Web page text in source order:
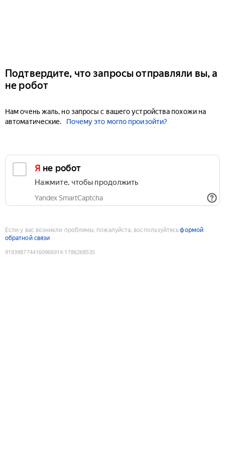
Подтвердите, что запросы отправляли вы, а
не робот
Нам очень жаль, но запросы с вашего устройства похожи на
автоматические.
Почему это могло произойти?
Я не робот
Нажмите, чтобы продолжить
Yandex SmartCaptcha
Если у вас возникли проблемы, пожалуйста, воспользуйтесьформой
обратной связи
9193987744160966914:1786268535